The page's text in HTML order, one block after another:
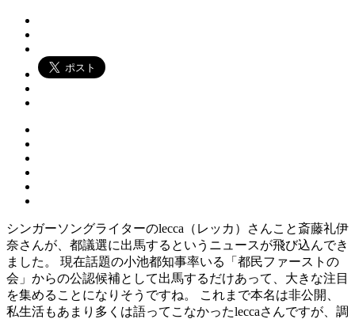
シンガーソングライターのlecca（レッカ）さんこと斎藤礼伊
奈さんが、都議選に出馬するというニュースが飛び込んでき
ました。 現在話題の小池都知事率いる「都民ファーストの
会」からの公認候補として出馬するだけあって、大きな注目
を集めることになりそうですね。 これまで本名は非公開、
私生活もあまり多くは語ってこなかったleccaさんですが、調